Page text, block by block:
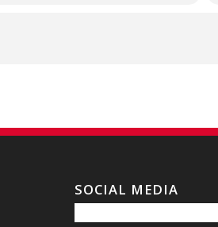
SOCIAL MEDIA